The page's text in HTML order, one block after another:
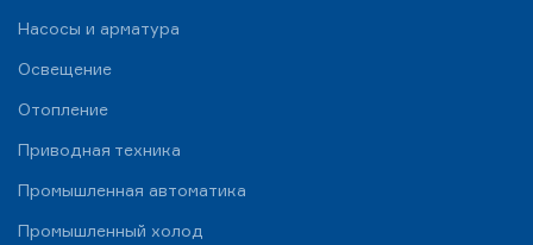
Насосы и арматура
Освещение
Отопление
Приводная техника
Промышленная автоматика
Промышленный холод